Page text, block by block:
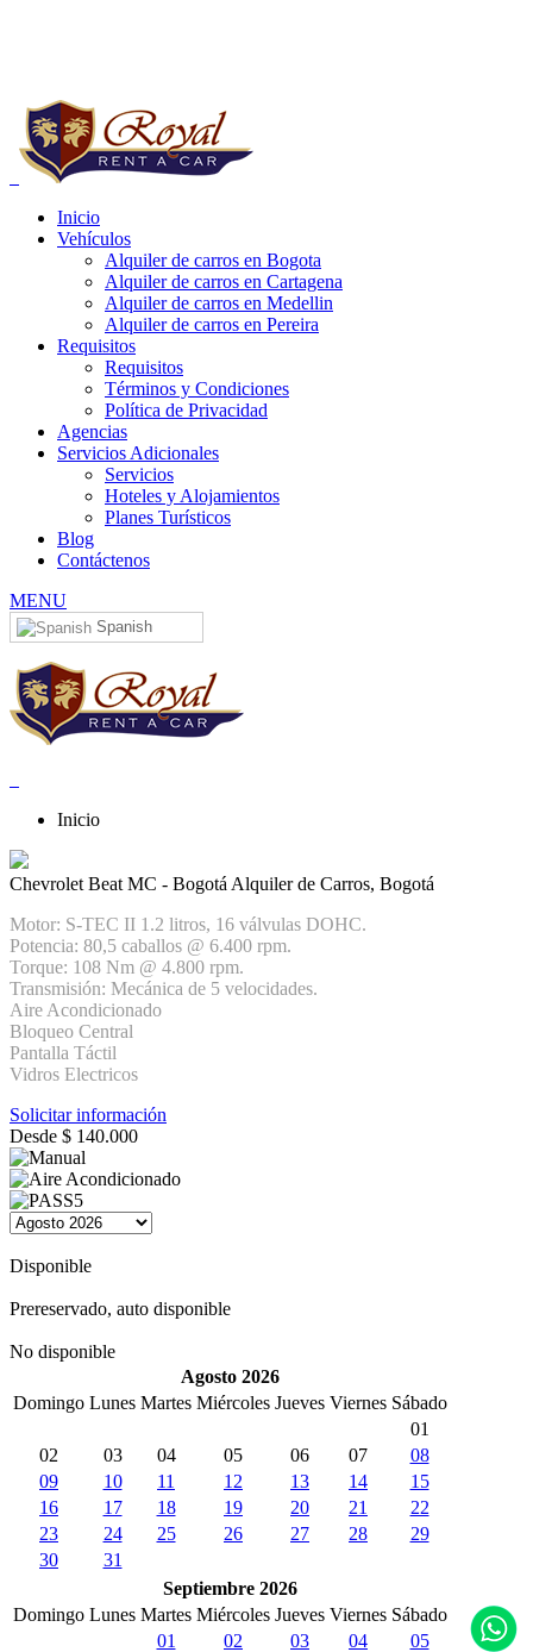
bogota precios, alquiler de carros bogota para uber, alquiler de
Inicio
Vehículos
Alquiler de carros en Bogota
Alquiler de carros en Cartagena
Alquiler de carros en Medellin
Alquiler de carros en Pereira
Requisitos
Requisitos
Términos y Condiciones
Política de Privacidad
Agencias
Servicios Adicionales
Servicios
Hoteles y Alojamientos
Planes Turísticos
Blog
Contáctenos
MENU
Spanish
Inicio
Chevrolet Beat MC - Bogotá Alquiler de Carros, Bogotá
Motor: S-TEC II 1.2 litros, 16 válvulas DOHC.
Potencia: 80,5 caballos @ 6.400 rpm.
Torque: 108 Nm @ 4.800 rpm.
Transmisión: Mecánica de 5 velocidades.
Aire Acondicionado
Bloqueo Central
Pantalla Táctil
Vidros Electricos
Solicitar información
Desde $ 140.000
Disponible
Prereservado, auto disponible
No disponible
Agosto 2026
Domingo Lunes Martes Miércoles Jueves Viernes Sábado
01
02
03 04 05 06 07
08
09
10 11 12 13 14
15
16
17 18 19 20 21
22
23
24 25 26 27 28
29
30
31
Septiembre 2026
Domingo Lunes Martes Miércoles Jueves Viernes Sábado
01
02 03 04
05